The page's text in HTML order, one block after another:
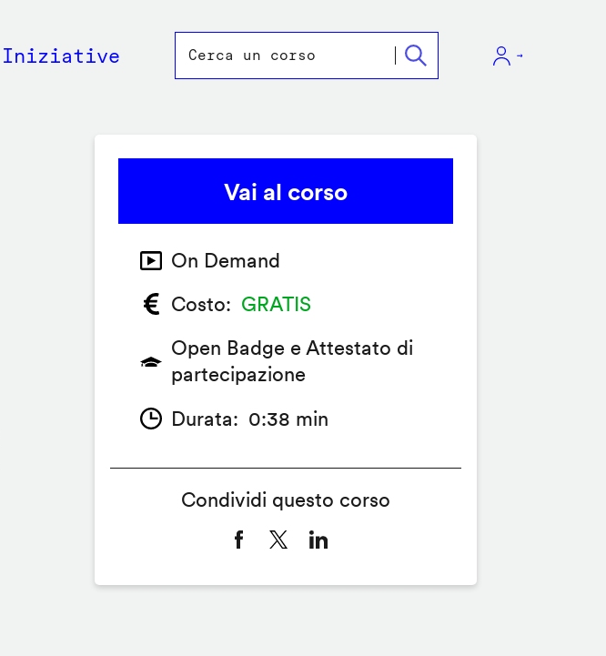
Iniziative
Vai al corso
On Demand
Costo
GRATIS
Open Badge e Attestato di
partecipazione
Durata
0:38 min
Condividi questo corso